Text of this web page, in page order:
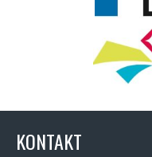
KONTAKT